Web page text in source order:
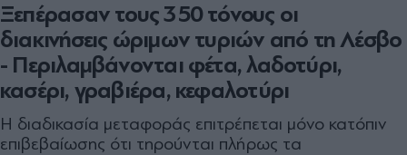
Ξεπέρασαν τους 350 τόνους οι
διακινήσεις ώριμων τυριών από τη Λέσβο
- Περιλαμβάνονται φέτα, λαδοτύρι,
κασέρι, γραβιέρα, κεφαλοτύρι
Η διαδικασία μεταφοράς επιτρέπεται μόνο κατόπιν
επιβεβαίωσης ότι τηρούνται πλήρως τα